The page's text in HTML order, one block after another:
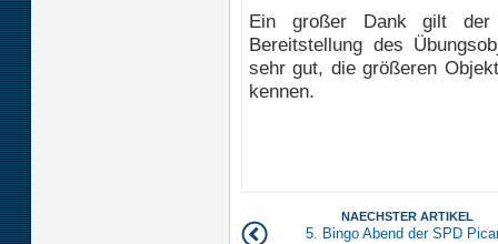
Ein großer Dank gilt
Bereitstellung des
sehr gut, die größeren
kennen.
NAECHSTER ARTIKEL
5. Bingo Abend der SPD